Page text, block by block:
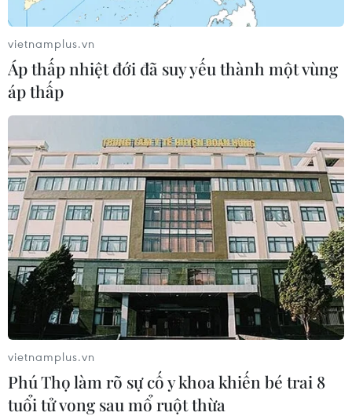
vietnamplus.vn
Áp thấp nhiệt đới đã suy yếu thành một vùng
áp thấp
vietnamplus.vn
Phú Thọ làm rõ sự cố y khoa khiến bé trai 8
tuổi tử vong sau mổ ruột thừa